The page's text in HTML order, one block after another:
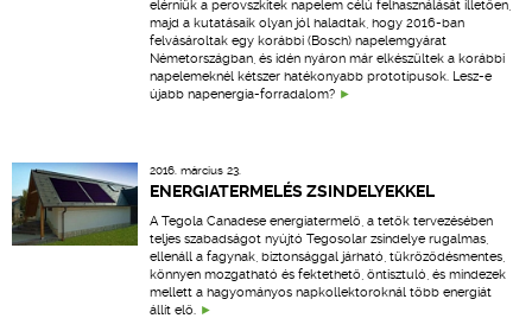
elérniük a perovszkitek napelem célú felhasználását illetően,
majd a kutatásaik olyan jól haladtak, hogy 2016-ban
felvásároltak egy korábbi (Bosch) napelemgyárat
Németországban, és idén nyáron már elkészültek a korábbi
napelemeknél kétszer hatékonyabb prototípusok. Lesz-e
újabb napenergia-forradalom?
2016. március 23.
ENERGIATERMELÉS ZSINDELYEKKEL
A Tegola Canadese energiatermelő, a tetők tervezésében
teljes szabadságot nyújtó Tegosolar zsindelye rugalmas,
ellenáll a fagynak, biztonsággal járható, tükröződésmentes,
könnyen mozgatható és fektethető, öntisztuló, és mindezek
mellett a hagyományos napkollektoroknál több energiát
állít elő.